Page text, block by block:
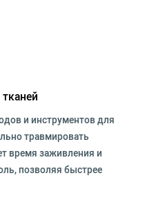
и инструментов для
травмировать
время заживления и
позволяя быстрее